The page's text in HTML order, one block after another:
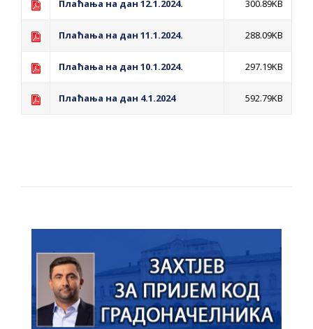
Плаћања на дан 12.1.2024. 300.89KB
Плаћања на дан 11.1.2024. 288.09KB
Плаћања на дан 10.1.2024. 297.19KB
Плаћања на дан 4.1.2024 592.79KB